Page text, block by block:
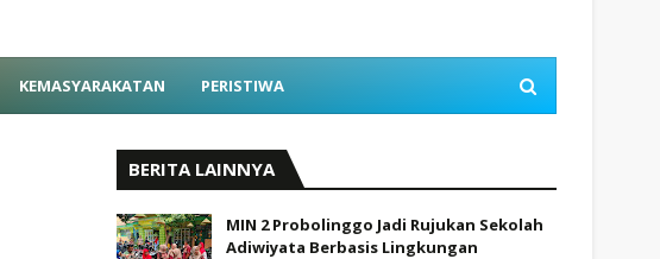
KEMASYARAKATAN PERISTIWA
BERITA LAINNYA
MIN 2 Probolinggo Jadi Rujukan Sekolah
Adiwiyata Berbasis Lingkungan